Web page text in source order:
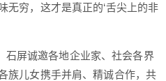
无穷，这才是真正的‘舌尖上的非
石屏诚邀各地企业家、社会各界
族儿女携手并肩、精诚合作，共